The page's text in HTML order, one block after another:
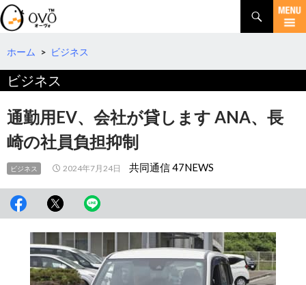
検
索
コ
テ
へ
移
動
ホーム > ビジネス
ビジネス
通勤用EV、会社が貸します ANA、長
崎の社員負担抑制
ビジネス 2024年7月24日 共同通信 47NEWS